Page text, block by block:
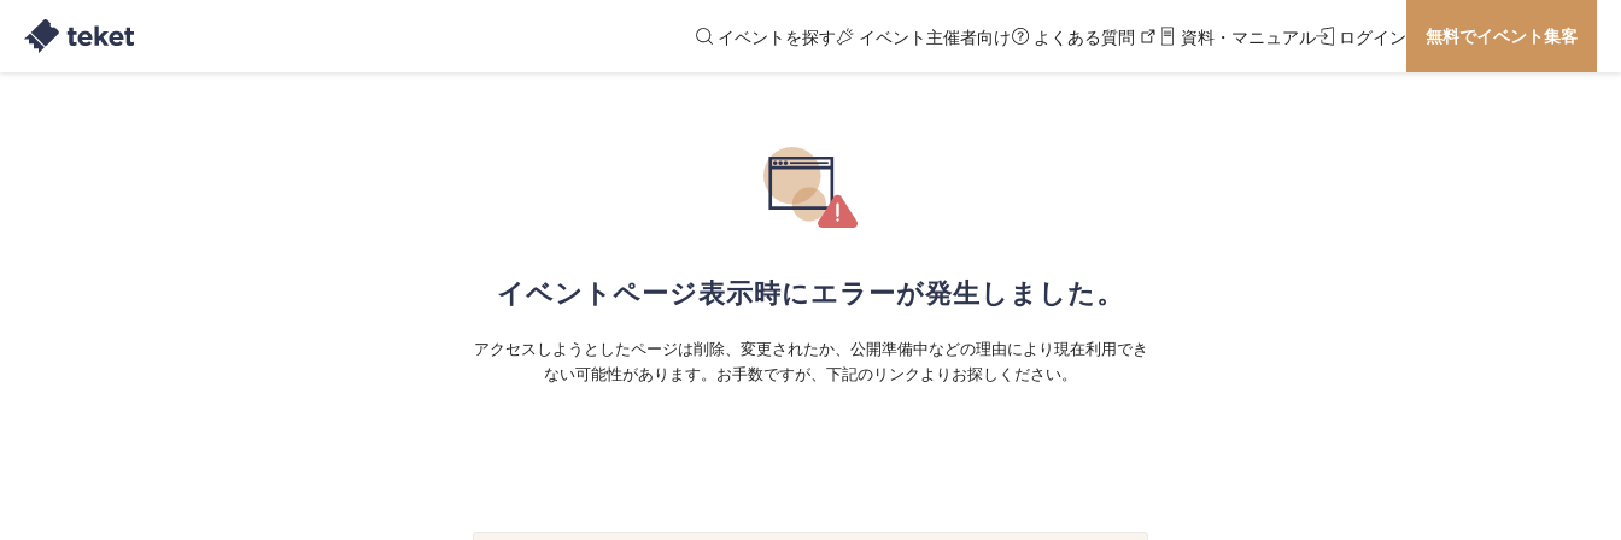
イベントを探す イベント主催者向け よくある質問 資料・マニュアル ログイン 無料でイベント集客
イベントページ表示時にエラーが発生しました。
アクセスしようとしたページは削除、変更されたか、公開準備中などの理由により現在利用でき
ない可能性があります。お手数ですが、下記のリンクよりお探しください。